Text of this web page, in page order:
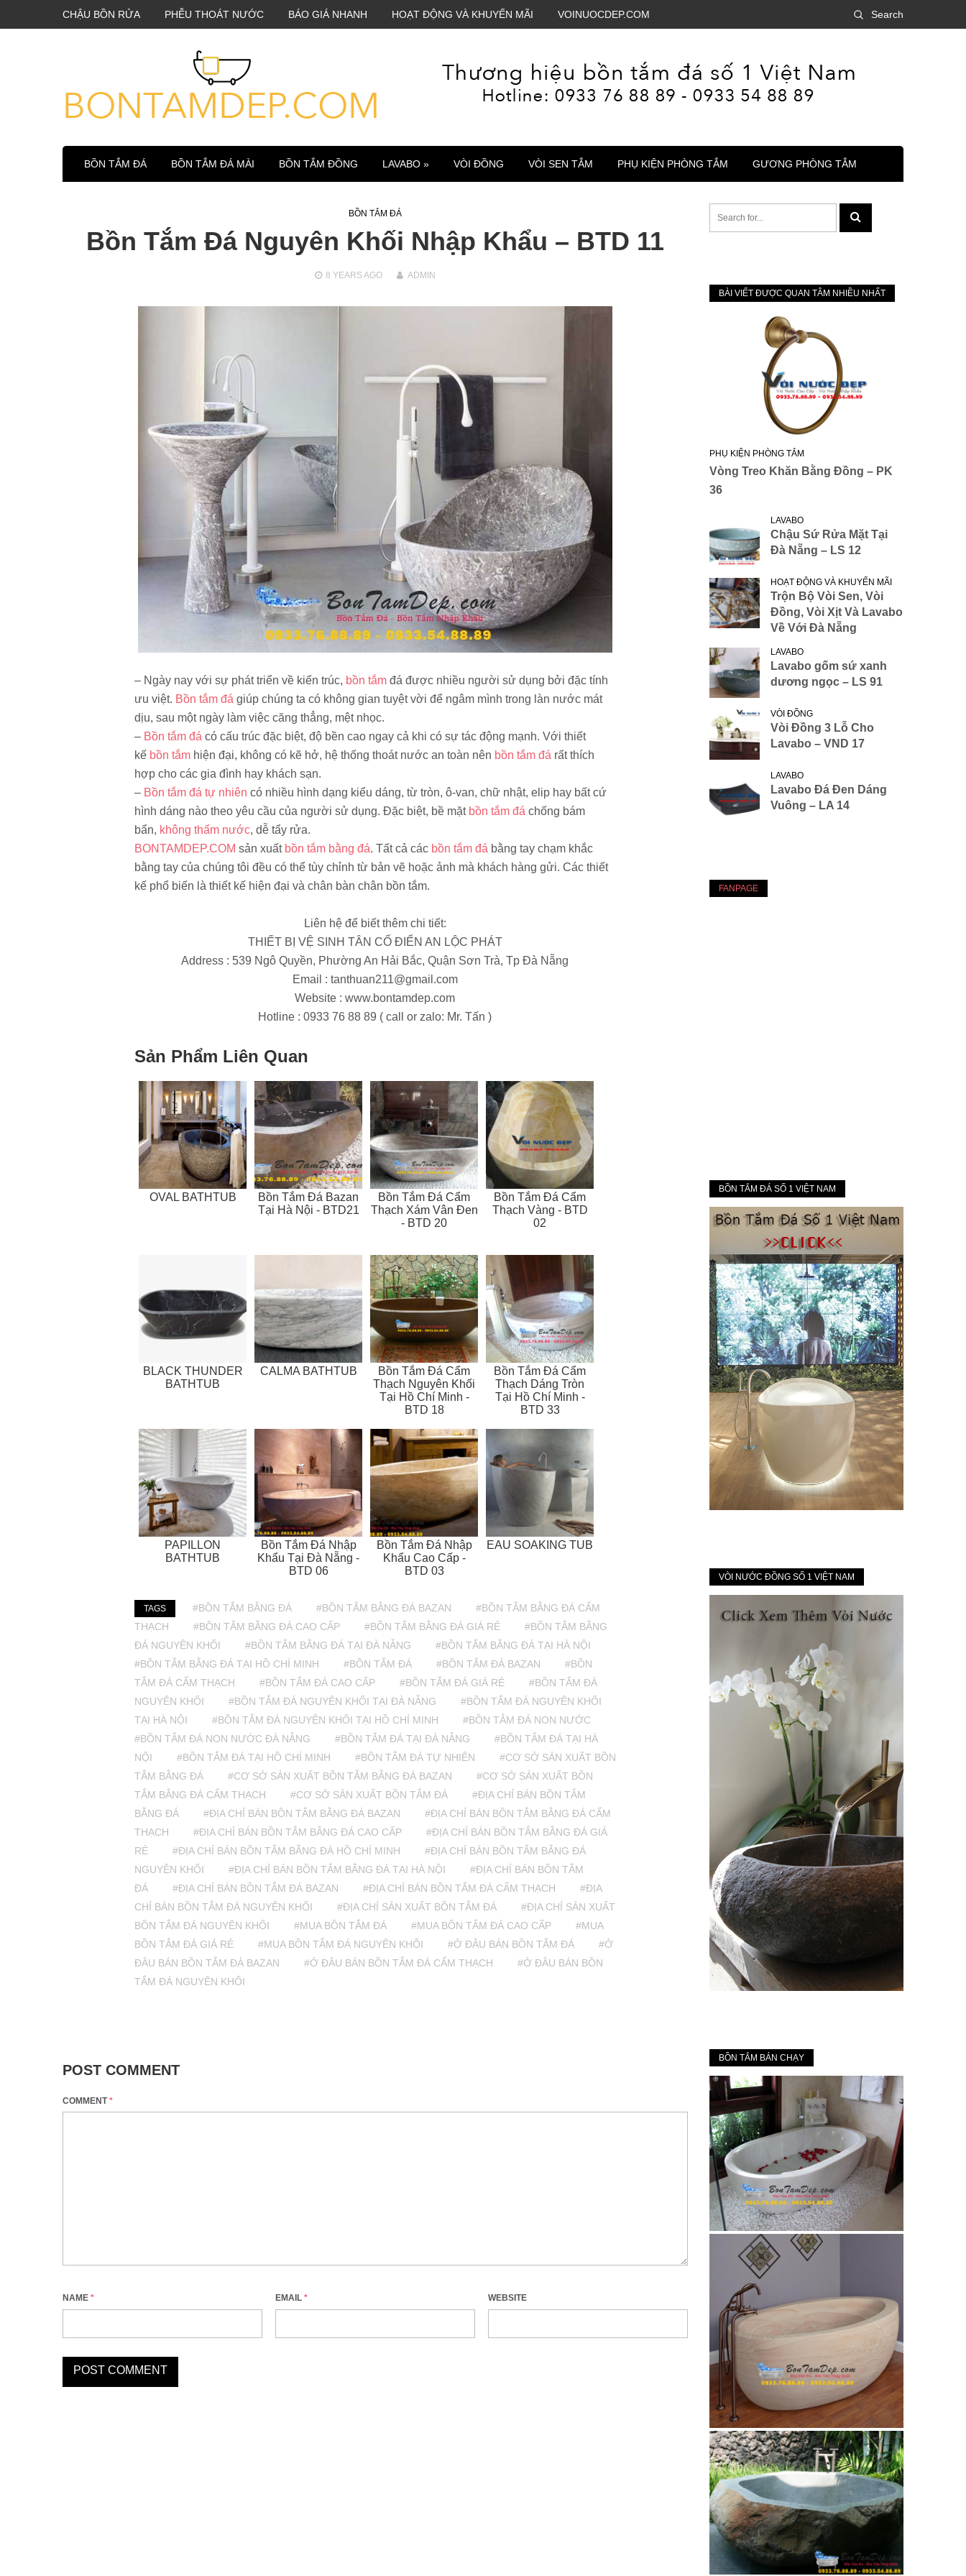
CHẬU BỒN RỬA PHỄU THOÁT NƯỚC BÁO GIÁ NHANH HOẠT ĐỘNG VÀ KHUYẾN MÃI VOINUOCDEP.COM Search
BỒN TẮM ĐÁ BỒN TẮM ĐÁ MÀI BỒN TẮM ĐỒNG LAVABO » VÒI ĐỒNG VÒI SEN TẮM PHỤ KIỆN PHÒNG TẮM GƯƠNG PHÒNG TẮM
BỒN TẮM ĐÁ
Bồn Tắm Đá Nguyên Khối Nhập Khẩu – BTD 11
8 YEARSAGO ADMIN
– Ngày nay với sự phát triển về kiến trúc, bồn tắm đá được nhiều người sử dụng bởi đặc tính
ưu việt. Bồn tắm đá giúp chúng ta có không gian tuyệt vời để ngâm mình trong làn nước mát
dịu, sau một ngày làm việc căng thẳng, mệt nhọc.
– Bồn tắm đá có cấu trúc đặc biệt, độ bền cao ngay cả khi có sự tác động mạnh. Với thiết
kế bồn tắm hiện đại, không có kẽ hở, hệ thống thoát nước an toàn nên bồn tắm đá rất thích
hợp cho các gia đình hay khách sạn.
– Bồn tắm đá tự nhiên có nhiều hình dạng kiểu dáng, từ tròn, ô-van, chữ nhật, elip hay bất cứ
hình dáng nào theo yêu cầu của người sử dụng. Đặc biệt, bề mặt bồn tắm đá chống bám
bẩn, không thấm nước, dễ tẩy rửa.
BONTAMDEP.COM sản xuất bồn tắm bằng đá. Tất cả các bồn tắm đá bằng tay chạm khắc
bằng tay của chúng tôi đều có thể tùy chỉnh từ bản vẽ hoặc ảnh mà khách hàng gửi. Các thiết
kế phổ biến là thiết kế hiện đại và chân bàn chân bồn tắm.
Liên hệ để biết thêm chi tiết:
THIẾT BỊ VỆ SINH TÂN CỔ ĐIỂN AN LỘC PHÁT
Address : 539 Ngô Quyền, Phường An Hải Bắc, Quận Sơn Trà, Tp Đà Nẵng
Email : tanthuan211@gmail.com
Website : www.bontamdep.com
Hotline : 0933 76 88 89 ( call or zalo: Mr. Tấn )
Sản Phẩm Liên Quan
OVAL BATHTUB
Bồn Tắm Đá Bazan
Tại Hà Nội - BTD21
Bồn Tắm Đá Cẩm
Thạch Xám Vân Đen
- BTD 20
Bồn Tắm Đá Cẩm
Thạch Vàng - BTD
02
BLACK THUNDER
BATHTUB
CALMA BATHTUB
Bồn Tắm Đá Cẩm
Thạch Nguyên Khối
Tại Hồ Chí Minh -
BTD 18
Bồn Tắm Đá Cẩm
Thạch Dáng Tròn
Tại Hồ Chí Minh -
BTD 33
PAPILLON
BATHTUB
Bồn Tắm Đá Nhập
Khẩu Tại Đà Nẵng -
BTD 06
Bồn Tắm Đá Nhập
Khẩu Cao Cấp -
BTD 03
EAU SOAKING TUB
TAGS #BỒN TẮM BẰNG ĐÁ #BỒN TẮM BẰNG ĐÁ BAZAN
#BỒN TẮM BẰNG ĐÁ CẨM
THẠCH
#BỒN TẮM BẰNG ĐÁ CAO CẤP #BỒN TẮM BẰNG ĐÁ GIÁ RẺ
#BỒN TẮM BẰNG
ĐÁ NGUYÊN KHỐI
#BỒN TẮM BẰNG ĐÁ TẠI ĐÀ NẴNG
#BỒN TẮM BẰNG ĐÁ TẠI HÀ NỘI
#BỒN TẮM BẰNG ĐÁ TẠI HỒ CHÍ MINH
#BỒN TẮM ĐÁ #BỒN TẮM ĐÁ BAZAN
#BỒN
TẮM ĐÁ CẨM THẠCH
#BỒN TẮM ĐÁ CAO CẤP #BỒN TẮM ĐÁ GIÁ RẺ
#BỒN TẮM ĐÁ
NGUYÊN KHỐI
#BỒN TẮM ĐÁ NGUYÊN KHỐI TẠI ĐÀ NẴNG
#BỒN TẮM ĐÁ NGUYÊN KHỐI
TẠI HÀ NỘI
#BỒN TẮM ĐÁ NGUYÊN KHỐI TẠI HỒ CHÍ MINH
#BỒN TẮM ĐÁ NON NƯỚC
#BỒN TẮM ĐÁ NON NƯỚC ĐÀ NẴNG
#BỒN TẮM ĐÁ TẠI ĐÀ NẴNG
#BỒN TẮM ĐÁ TẠI HÀ
NỘI
#BỒN TẮM ĐÁ TẠI HỒ CHÍ MINH #BỒN TẮM ĐÁ TỰ NHIÊN
#CƠ SỞ SẢN XUẤT BỒN
TẮM BẰNG ĐÁ
#CƠ SỞ SẢN XUẤT BỒN TẮM BẰNG ĐÁ BAZAN
#CƠ SỞ SẢN XUẤT BỒN
TẮM BẰNG ĐÁ CẨM THẠCH
#CƠ SỞ SẢN XUẤT BỒN TẮM ĐÁ
#ĐỊA CHỈ BÁN BỒN TẮM
BẰNG ĐÁ
#ĐỊA CHỈ BÁN BỒN TẮM BẰNG ĐÁ BAZAN
#ĐỊA CHỈ BÁN BỒN TẮM BẰNG ĐÁ CẨM
THẠCH
#ĐỊA CHỈ BÁN BỒN TẮM BẰNG ĐÁ CAO CẤP
#ĐỊA CHỈ BÁN BỒN TẮM BẰNG ĐÁ GIÁ
RẺ
#ĐỊA CHỈ BÁN BỒN TẮM BẰNG ĐÁ HỒ CHÍ MINH
#ĐỊA CHỈ BÁN BỒN TẮM BẰNG ĐÁ
NGUYÊN KHỐI
#ĐỊA CHỈ BÁN BỒN TẮM BẰNG ĐÁ TẠI HÀ NỘI
#ĐỊA CHỈ BÁN BỒN TẮM
ĐÁ
#ĐỊA CHỈ BÁN BỒN TẮM ĐÁ BAZAN #ĐỊA CHỈ BÁN BỒN TẮM ĐÁ CẨM THẠCH
#ĐỊA
CHỈ BÁN BỒN TẮM ĐÁ NGUYÊN KHỐI
#ĐỊA CHỈ SẢN XUẤT BỒN TẮM ĐÁ
#ĐỊA CHỈ SẢN XUẤT
BỒN TẮM ĐÁ NGUYÊN KHỐI
#MUA BỒN TẮM ĐÁ #MUA BỒN TẮM ĐÁ CAO CẤP
#MUA
BỒN TẮM ĐÁ GIÁ RẺ
#MUA BỒN TẮM ĐÁ NGUYÊN KHỐI #Ở ĐÂU BÁN BỒN TẮM ĐÁ
#Ở
ĐÂU BÁN BỒN TẮM ĐÁ BAZAN
#Ở ĐÂU BÁN BỒN TẮM ĐÁ CẨM THẠCH
#Ở ĐÂU BÁN BỒN
TẮM ĐÁ NGUYÊN KHỐI
POST COMMENT
COMMENT*
NAME * EMAIL * WEBSITE
BÀI VIẾT ĐƯỢC QUAN TÂM NHIỀU NHẤT
PHỤ KIỆN PHÒNG TẮM
Vòng Treo Khăn Bằng Đồng – PK
36
LAVABO
Chậu Sứ Rửa Mặt Tại
Đà Nẵng – LS 12
HOẠT ĐỘNG VÀ KHUYẾN MÃI
Trộn Bộ Vòi Sen, Vòi
Đồng, Vòi Xịt Và Lavabo
Về Với Đà Nẵng
LAVABO
Lavabo gốm sứ xanh
dương ngọc – LS 91
VÒI ĐỒNG
Vòi Đồng 3 Lỗ Cho
Lavabo – VND 17
LAVABO
Lavabo Đá Đen Dáng
Vuông – LA 14
FANPAGE
BỒN TẮM ĐÁ SỐ 1 VIỆT NAM
VÒI NƯỚC ĐỒNG SỐ 1 VIỆT NAM
BỒN TẮM BÁN CHẠY